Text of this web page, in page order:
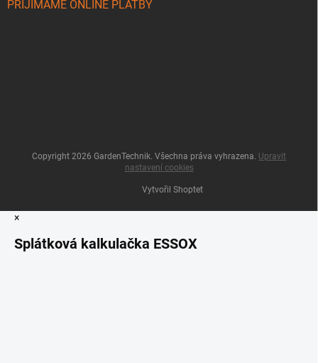
PŘIJÍMÁME ONLINE PLATBY
Vytvořil Shoptet
Copyright 2026 GardenTechnik. Všechna práva vyhrazena. Upravit
nastavení cookies
×
Splátková kalkulačka ESSOX